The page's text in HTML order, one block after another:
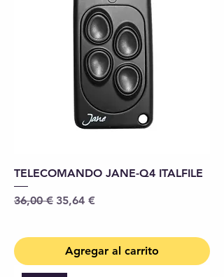
TELECOMANDO JANE-Q4 ITALFILE
Precio
36,00 € Precio de oferta
35,64 €
Agregar al carrito